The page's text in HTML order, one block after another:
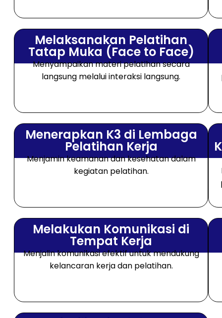
Melaksanakan Pelatihan
Tatap Muka (Face to Face)
Menyampaikan materi pelatihan secara
langsung melalui interaksi langsung.
Menerapkan K3 di Lembaga
Pelatihan Kerja
Menjamin keamanan dan kesehatan dalam
kegiatan pelatihan.
Melakukan Komunikasi di
Tempat Kerja
Menjalin komunikasi efektif untuk mendukung
kelancaran kerja dan pelatihan.